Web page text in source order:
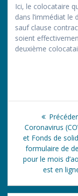
Ici, le colocataire
dans l’immédiat le
sauf clause
soient
deuxième
de
l’article
Coronavirus
et Fonds de
formulaire de
pour le mois
est en